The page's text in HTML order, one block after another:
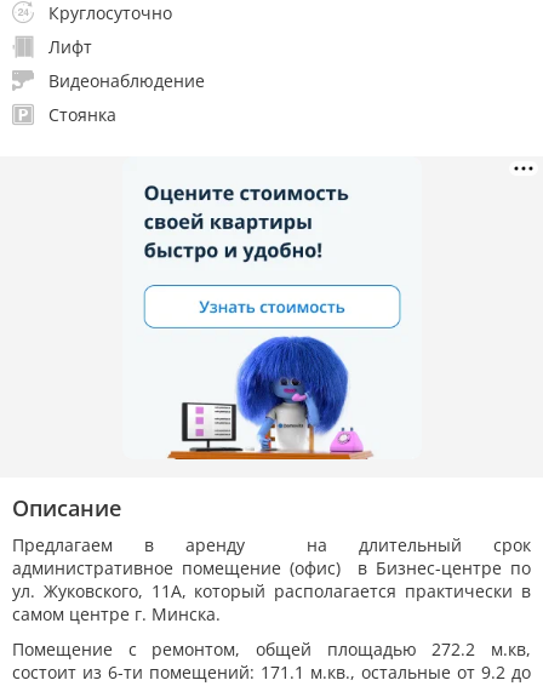
17.01.2025
23.10.2024 6р.
Круглосуточно
Лифт
Видеонаблюдение
Стоянка
Описание
Предлагаем в аренду на длительный срок
административное помещение (офис) в Бизнес-центре по
ул. Жуковского, 11А, который располагается практически в
самом центре г. Минска.
Помещение с ремонтом, общей площадью 272.2 м.кв,
состоит из 6-ти помещений: 171.1 м.кв., остальные от 9.2 до